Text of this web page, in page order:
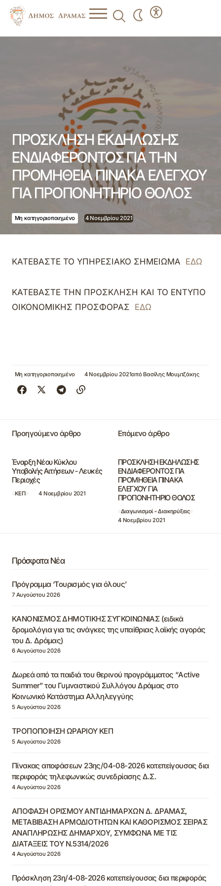
ΠΡΟΣΚΛΗΣΗ ΕΚΔΗΛΩΣΗΣ
ΕΝΔΙΑΦΕΡΟΝΤΟΣ ΓΙΑ ΤΗΝ
ΠΡΟΜΗΘΕΙΑ ΠΙΝΑΚΑ ΕΛΕΓΧΟΥ
ΓΙΑ ΠΡΟΠΟΝΗΤΗΡΙΟ ΘΟΛΟΣ
Μη κατηγοριοποιημένο 4 Νοεμβρίου 2021
ΚΑΤΕΒΑΣΤΕ ΤΟ ΥΠΗΡΕΣΙΑΚΟ ΣΗΜΕΙΩΜΑ ΕΔΩ
ΚΑΤΕΒΑΣΤΕ ΤΗΝ ΠΡΟΣΚΛΗΣΗ ΚΑΙ ΤΟ ΕΝΤΥΠΟ
ΟΙΚΟΝΟΜΙΚΗΣ ΠΡΟΣΦΟΡΑΣ ΕΔΩ
Μη κατηγοριοποιημένο 4 Νοεμβρίου 2021από Βασίλης Μουμτζάκης
Προηγούμενο άρθρο
Έναρξη Νέου Κύκλου
Υποβολής Αιτήσεων - Λευκές
Περιοχές
ΚΕΠ 4 Νοεμβρίου 2021
Επόμενο άρθρο
ΠΡΟΣΚΛΗΣΗ ΕΚΔΗΛΩΣΗΣ
ΕΝΔΙΑΦΕΡΟΝΤΟΣ ΓΙΑ
ΠΡΟΜΗΘΕΙΑ ΠΙΝΑΚΑ
ΕΛΕΓΧΟΥ ΓΙΑ
ΠΡΟΠΟΝΗΤΗΡΙΟ ΘΟΛΟΣ
Διαγωνισμοί - Διακηρύξεις
4 Νοεμβρίου 2021
Πρόσφατα Νέα
Πρόγραμμα ‘Τουρισμός για όλους’
7 Αυγούστου 2026
ΚΑΝΟΝΙΣΜΟΣ ΔΗΜΟΤΙΚΗΣ ΣΥΓΚΟΙΝΩΝΙΑΣ (ειδικά
δρομολόγια για τις ανάγκες της υπαίθριας λαϊκής αγοράς
του Δ. Δράμας)
6 Αυγούστου 2026
Δωρεά από τα παιδιά του θερινού προγράμματος “Active
Summer” του Γυμναστικού Συλλόγου Δράμας στο
Κοινωνικό Κατάστημα Αλληλεγγύης
5 Αυγούστου 2026
ΤΡΟΠΟΠΟΙΗΣΗ ΩΡΑΡΙΟΥ ΚΕΠ
5 Αυγούστου 2026
Πίνακας αποφάσεων 23ης/04-08-2026 κατεπείγουσας δια
περιφοράς τηλεφωνικώς συνεδρίασης Δ.Σ.
4 Αυγούστου 2026
ΑΠΟΦΑΣΗ ΟΡΙΣΜΟΥ ΑΝΤΙΔΗΜΑΡΧΩΝ Δ. ΔΡΑΜΑΣ,
ΜΕΤΑΒΙΒΑΣΗ ΑΡΜΟΔΙΟΤΗΤΩΝ ΚΑΙ ΚΑΘΟΡΙΣΜΟΣ ΣΕΙΡΑΣ
ΑΝΑΠΛΗΡΩΣΗΣ ΔΗΜΑΡΧΟΥ, ΣΥΜΦΩΝΑ ΜΕ ΤΙΣ
ΔΙΑΤΑΞΕΙΣ ΤΟΥ Ν.5314/2026
4 Αυγούστου 2026
Πρόσκληση 23η/4-08-2026 κατεπείγουσας δια περιφοράς